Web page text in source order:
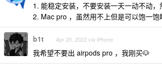
1. 能稳定安装，不要安装一天一动不动
2. Mac pro ，虽然用不上但是可以饱一饱
b1t Apr 20, 2022 via iPhone
我希望不要出 airpods pro ，我刚买🐶